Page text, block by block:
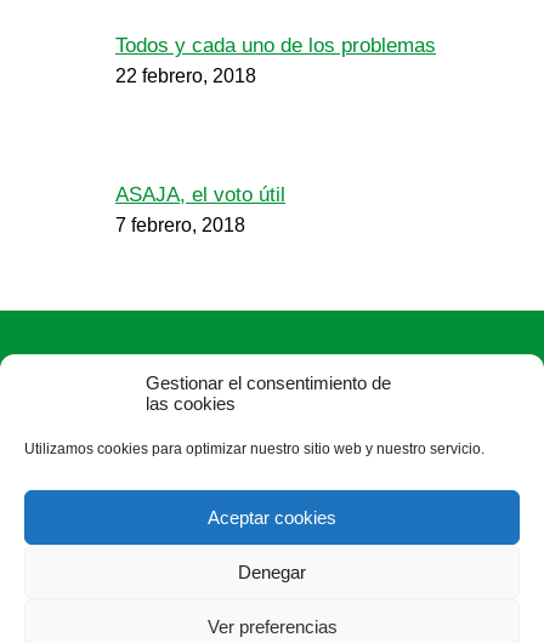
Gestionar el consentimiento de
las cookies
Utilizamos cookies para optimizar nuestro sitio web y nuestro servicio.
Aceptar cookies
Denegar
Ver preferencias
Todos y cada uno de los problemas
22 febrero, 2018
ASAJA, el voto útil
7 febrero, 2018
ASAJA Ávila - Jóvenes Agricultores
C/ Duque de Alba, 6 (pasaje) - 05001 Ávila - España · Tel.:
+34 920 100 857 ·asaja@asajaavila.com